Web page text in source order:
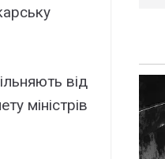
від
міністрів